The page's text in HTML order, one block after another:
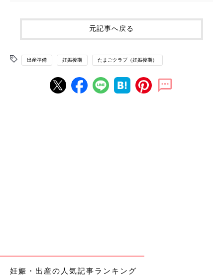
元記事へ戻る
出産準備 妊娠後期 たまごクラブ（妊娠後期）
妊娠・出産の人気記事ランキング